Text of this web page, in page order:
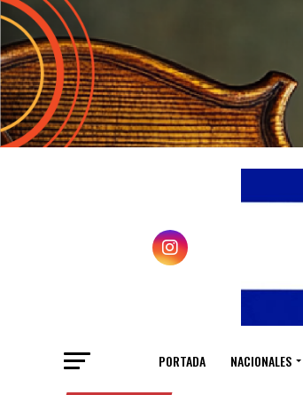
PORTADA NACIONALES